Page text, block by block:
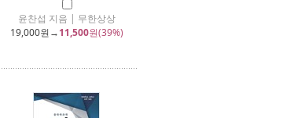
윤찬섭 지음 | 무한상상
19,000원→11,500원(39%)